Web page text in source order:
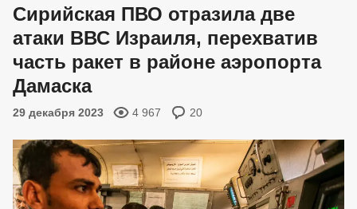
Сирийская ПВО отразила две
атаки ВВС Израиля, перехватив
часть ракет в районе аэропорта
Дамаска
29 декабря 2023 4 967 20